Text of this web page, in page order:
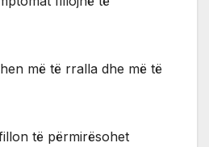
më të rralla dhe më të
të përmirësohet